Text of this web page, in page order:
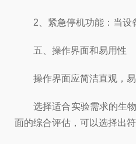
2、紧急停机功能：当设备
五、操作界面和易用性
操作界面应简洁直观，易
选择适合实验需求的生物
面的综合评估，可以选择出